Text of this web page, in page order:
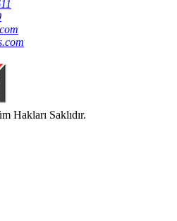
Hakları Saklıdır.